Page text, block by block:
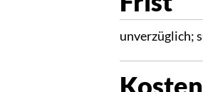
unverzüglich;
Kosten